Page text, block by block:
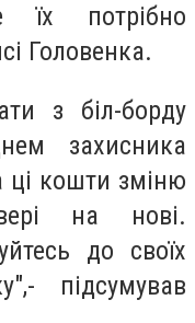
їх потрібно
Головенка.
з біл-борду
захисника
ці кошти зміню
на нові.
до своїх
підсумував